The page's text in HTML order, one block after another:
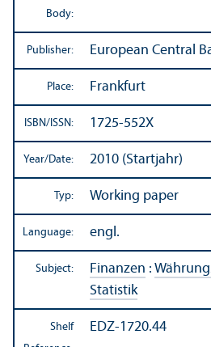
Body:
Publisher: European Central
Place: Frankfurt
ISBN/ISSN: 1725-552X
Year/Date: 2010 (Startjahr)
Typ: Working paper
Language: engl.
Subject: Finanzen :
Statistik
Shelf
EDZ-1720.44